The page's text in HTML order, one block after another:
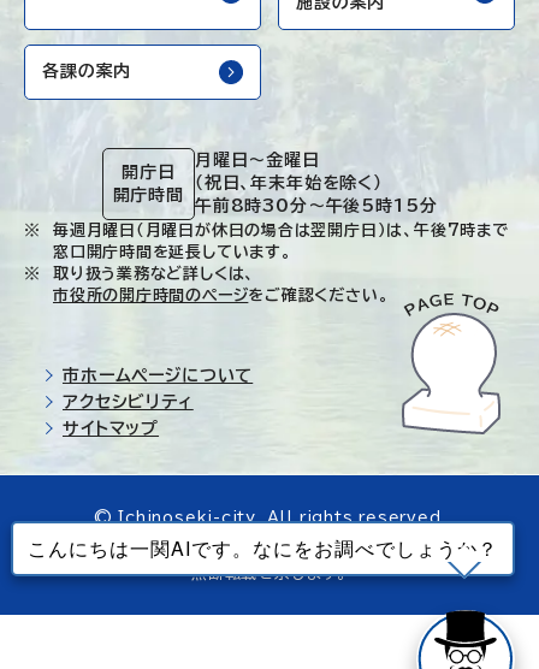
各課の案内
開庁日
開庁時間
月曜日～金曜日
（祝日、年末年始を除く）
午前8時30分～午後5時15分
毎週月曜日（月曜日が休日の場合は翌開庁日）は、午後7時まで
窓口開庁時間を延長しています。
取り扱う業務など詳しくは、
市役所の開庁時間のページをご確認ください。
市ホームページについて
アクセシビリティ
サイトマップ
© Ichinoseki-city. All rights reserved.
当ホームページで使用しているすべてのデータの
無断転載を禁じます。